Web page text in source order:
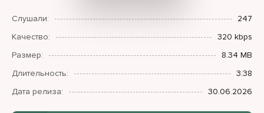
Слушали:
247
Качество:
320 kbps
Размер:
8.34 MB
Длительность:
3:38
Дата релиза:
30.06.2026